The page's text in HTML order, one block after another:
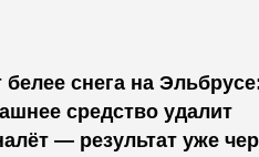
белее снега на
средство удалит
— результат уже